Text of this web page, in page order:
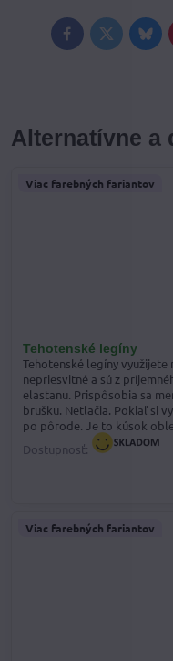
FacebookTwitter
Alternatívne a
Tehotenské legíny
Viac farebných fariantov
Tehotenské legíny využijete
nepriesvitné a sú z
elastanu. Prispôsobia sa
brušku. Netlačia. Pokiaľ si
po pôrode. Je to kúsok
Dostupnosť:
Viac farebných fariantov